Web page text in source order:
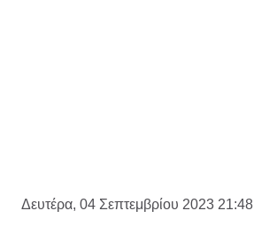
Δευτέρα, 04 Σεπτεμβρίου 2023 21:48